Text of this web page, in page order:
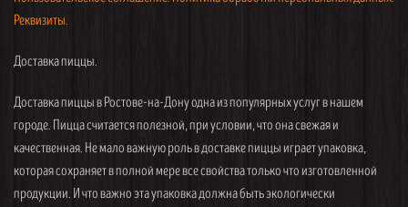
Реквизиты.
Доставка пиццы.
Доставка пиццы в Ростове-на-Дону одна из популярных услуг в нашем
городе. Пицца считается полезной, при условии, что она свежая и
качественная. Не мало важную роль в доставке пиццы играет упаковка,
которая сохраняет в полной мере все свойства только что изготовленной
продукции. И что важно эта упаковка должна быть экологически